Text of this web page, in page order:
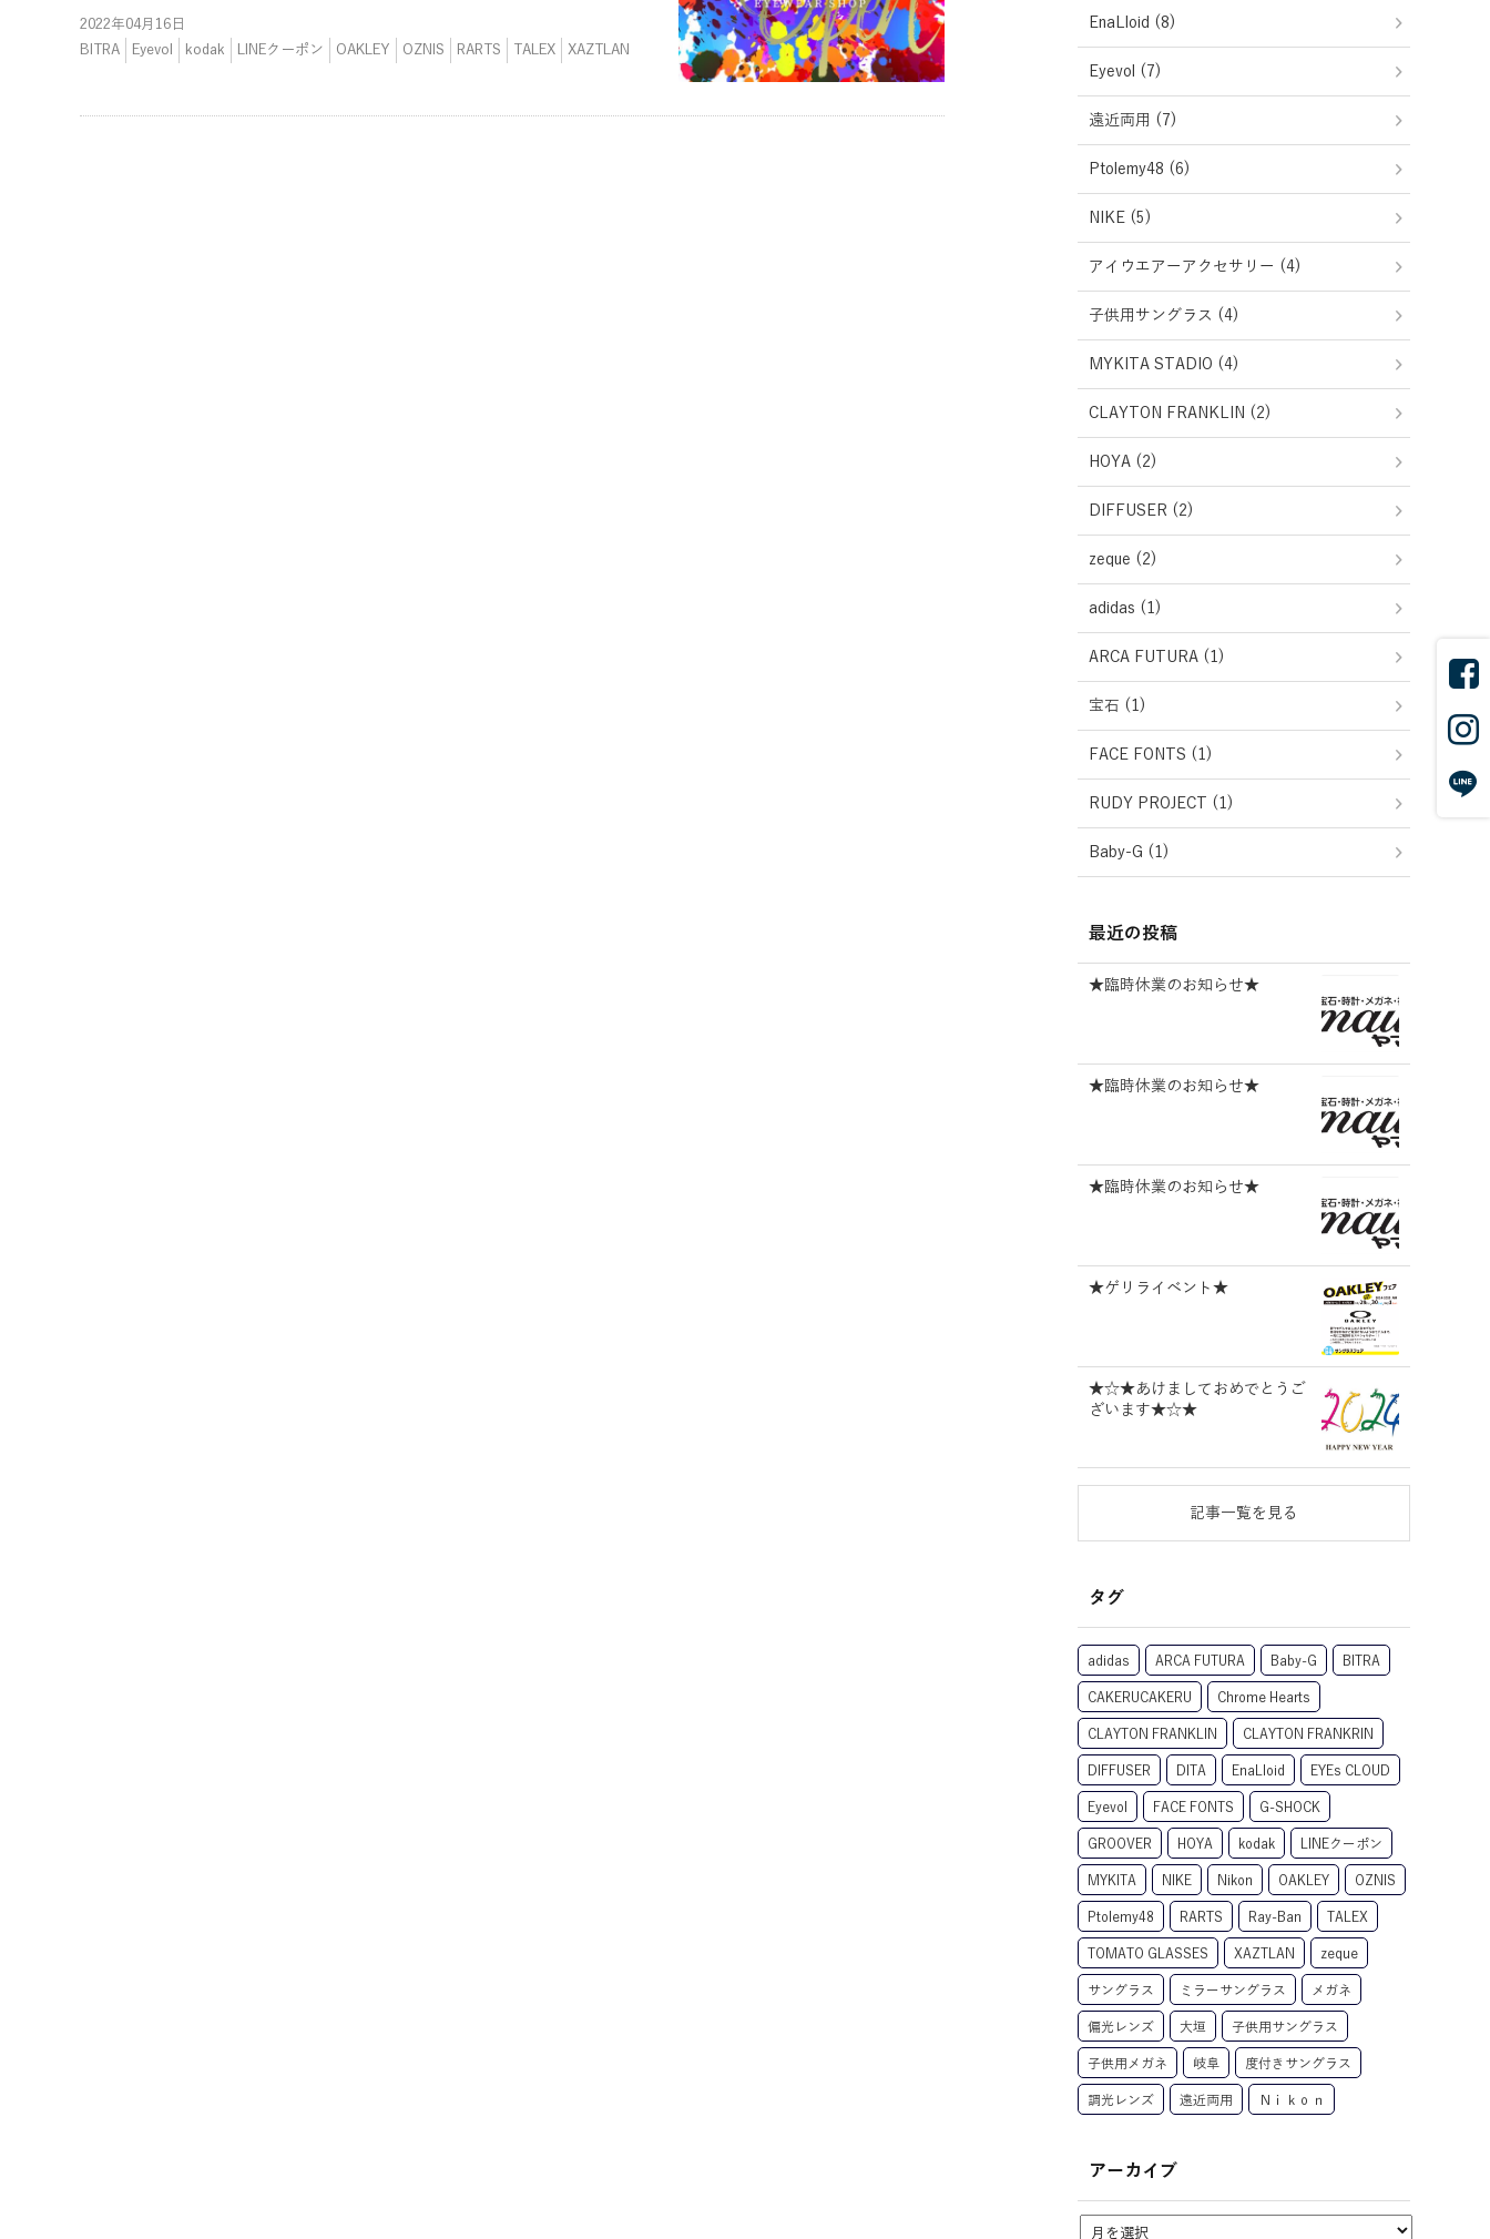
2022年04月16日
BITRA
Eyevol kodak LINEクーポン OAKLEY OZNIS RARTS TALEX XAZTLAN
EnaLloid (8)
Eyevol (7)
遠近両用 (7)
Ptolemy48 (6)
NIKE (5)
アイウエアーアクセサリー (4)
子供用サングラス (4)
MYKITA STADIO (4)
CLAYTON FRANKLIN (2)
HOYA (2)
DIFFUSER (2)
zeque (2)
adidas (1)
ARCA FUTURA (1)
宝石 (1)
FACE FONTS (1)
RUDY PROJECT (1)
Baby-G (1)
最近の投稿
★臨時休業のお知らせ★
★臨時休業のお知らせ★
★臨時休業のお知らせ★
★ゲリライベント★
★☆★あけましておめでとうご
ざいます★☆★
記事一覧を見る
タグ
adidas ARCA FUTURA Baby-G BITRA
CAKERUCAKERU Chrome Hearts
CLAYTON FRANKLIN CLAYTON FRANKRIN
DIFFUSER DITA EnaLloid EYEs CLOUD
Eyevol FACE FONTS G-SHOCK
GROOVER HOYA kodak LINEクーポン
MYKITA NIKE Nikon OAKLEY OZNIS
Ptolemy48 RARTS Ray-Ban TALEX
TOMATO GLASSES XAZTLAN zeque
サングラス ミラーサングラス メガネ
偏光レンズ 大垣 子供用サングラス
子供用メガネ 岐阜 度付きサングラス
調光レンズ 遠近両用 Ｎｉｋｏｎ
アーカイブ